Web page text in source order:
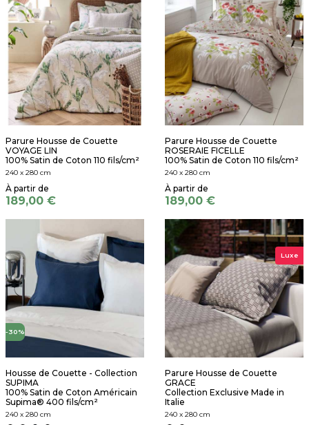
Parure Housse de Couette
VOYAGE LIN
100% Satin de Coton 110 fils/cm²
240 x 280 cm
189,00 €
Parure Housse de Couette
ROSERAIE FICELLE
100% Satin de Coton 110 fils/cm²
240 x 280 cm
189,00 €
-30%
Housse de Couette - Collection
SUPIMA
100% Satin de Coton Américain
Supima® 400 fils/cm²
240 x 280 cm
Luxe
Parure Housse de Couette
GRACE
Collection Exclusive Made in
Italie
240 x 280 cm